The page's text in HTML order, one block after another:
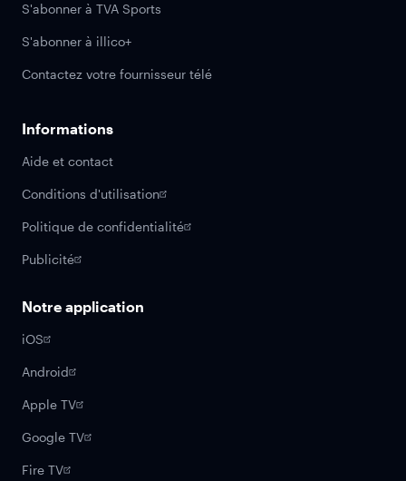
S'abonner à TVA Sports
S'abonner à illico+
Contactez votre fournisseur télé
Informations
Aide et contact
Conditions d'utilisation
Politique de confidentialité
Publicité
Notre application
iOS
Android
Apple TV
Google TV
Fire TV